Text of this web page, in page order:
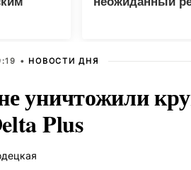
• НОВОСТИ ДНЯ
уничтожили
Plus